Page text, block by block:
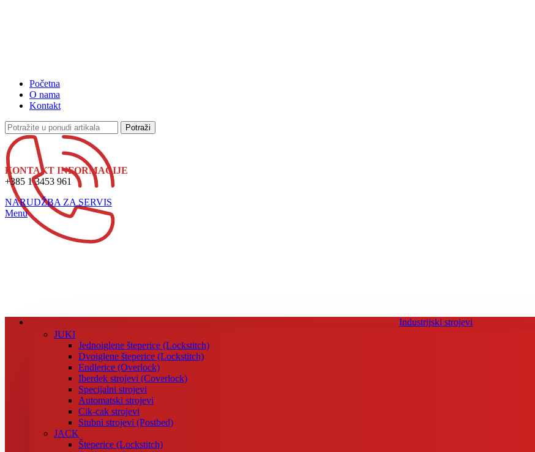
Početna
O nama
Kontakt
Potraži
KONTAKT INFORMACIJE
+385 1 3453 961
NARUDŽBA ZA SERVIS
Menu
Industrijski strojevi
JUKI
Jednoiglene šteperice (Lockstitch)
Dvoiglene šteperice (Lockstitch)
Endlerice (Overlock)
Iberdek strojevi (Coverlock)
Specijalni strojevi
Automatski strojevi
Cik-cak strojevi
Stubni strojevi (Postbed)
JACK
Šteperice (Lockstitch)